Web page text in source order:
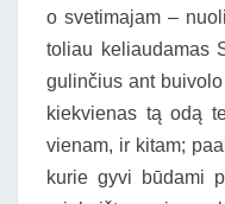
o svetimajam –
toliau keliaudamas
gulinčius ant
kiekvienas tą odą
vienam, ir kitam;
kurie gyvi būdami